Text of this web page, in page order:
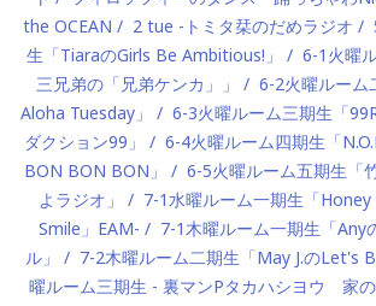
the OCEAN
2 tue -トミタ栞のだめラジオ
生「TiaraのGirls Be Ambitious!」
6-1火曜
三兄弟の「兄弟ケンカ」」
6-2火曜ルーム
Aloha Tuesday」
6-3火曜ルーム三期生「
ダクション99」
6-4火曜ルーム四期生「
BON BON BON」
6-5火曜ルーム五期生「
よラジオ」
7-1水曜ルーム一期生「
Smile」EAM-
7-1木曜ルーム一期生「Any
ル」
7-2木曜ルーム二期生「May J.のLet's
曜ルーム三期生 - 裏マンPタカハシヨウ 家